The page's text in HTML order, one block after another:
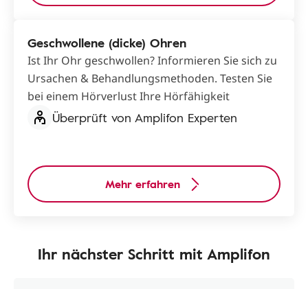
Geschwollene (dicke) Ohren
Ist Ihr Ohr geschwollen? Informieren Sie sich zu
Ursachen & Behandlungsmethoden. Testen Sie
bei einem Hörverlust Ihre Hörfähigkeit
Überprüft von Amplifon Experten
Mehr erfahren
Ihr nächster Schritt mit Amplifon